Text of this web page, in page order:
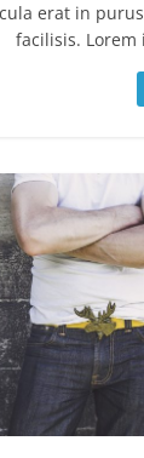
erat in
facilisis.